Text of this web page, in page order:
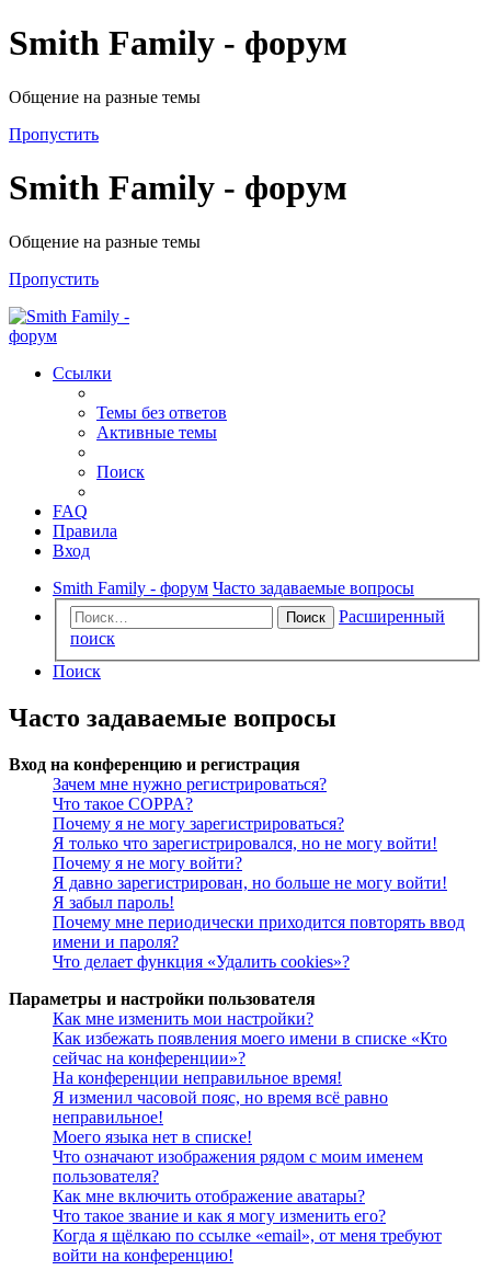
Smith Family - форум
Общение на разные темы
Пропустить
Smith Family - форум
Общение на разные темы
Пропустить
Ссылки
Темы без ответов
Активные темы
Поиск
FAQ
Правила
Вход
Smith Family - форум Часто задаваемые вопросы
Поиск
Расширенный
поиск
Поиск
Часто задаваемые вопросы
Вход на конференцию и регистрация
Зачем мне нужно регистрироваться?
Что такое COPPA?
Почему я не могу зарегистрироваться?
Я только что зарегистрировался, но не могу войти!
Почему я не могу войти?
Я давно зарегистрирован, но больше не могу войти!
Я забыл пароль!
Почему мне периодически приходится повторять ввод
имени и пароля?
Что делает функция «Удалить cookies»?
Параметры и настройки пользователя
Как мне изменить мои настройки?
Как избежать появления моего имени в списке «Кто
сейчас на конференции»?
На конференции неправильное время!
Я изменил часовой пояс, но время всё равно
неправильное!
Моего языка нет в списке!
Что означают изображения рядом с моим именем
пользователя?
Как мне включить отображение аватары?
Что такое звание и как я могу изменить его?
Когда я щёлкаю по ссылке «email», от меня требуют
войти на конференцию!